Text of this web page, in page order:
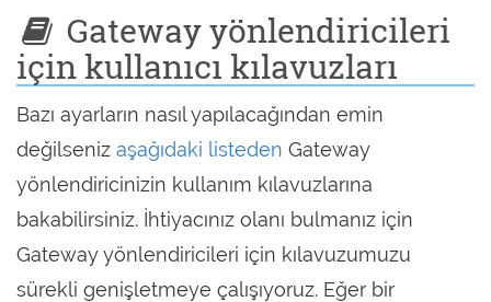
Gateway yönlendiricileri
için kullanıcı kılavuzları
Bazı ayarların nasıl yapılacağından emin
değilseniz aşağıdaki listeden Gateway
yönlendiricinizin kullanım kılavuzlarına
bakabilirsiniz. İhtiyacınız olanı bulmanız için
Gateway yönlendiricileri için kılavuzumuzu
sürekli genişletmeye çalışıyoruz. Eğer bir